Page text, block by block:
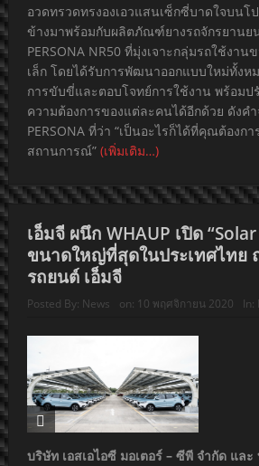
อวดทรวดทรงองเอวแสนเซ็กซี่บาดใจบนโ
ข้างมาพร้อมกับผลิตภัณฑ์ยางรถจักรยานย
PERSONA NR50 ที่มุ่งเจาะกลุ่มรถใช้งา
เล็ก โดยได้รับการพัฒนาออกแบบใหม่ทั้งห
การขับขี่และตอบโจทย์การใช้งาน พร้อมป
ความต้องการของแต่ละคนได้อีกด้วย ดังค
PERSONA ที่ว่า “เป็นอะไรก็ได้ที่คุณต้องก
สถานการณ์” (เพิ่มเติม…)
เอ็มจี ผนึก WHAUP เปิด
ขนาดใหญ่ที่สุดในประเทศไทย
รถยนต์ เอ็มจี
Posted By: News on: 10 พฤศจิกายน 2020 In:
บริษัท เอสเอไอซี มอเตอร์ – ซีพี จำกัด และ